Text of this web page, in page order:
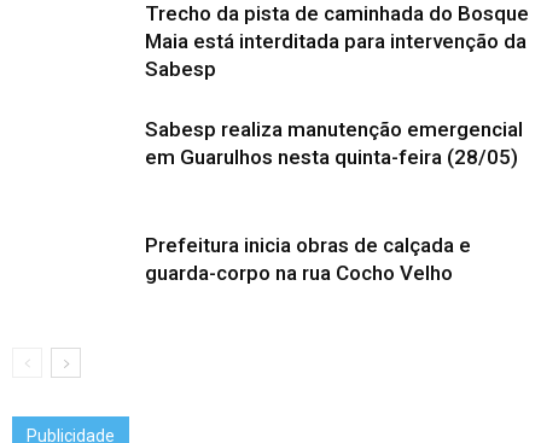
Trecho da pista de caminhada do Bosque
Maia está interditada para intervenção da
Sabesp
Sabesp realiza manutenção emergencial
em Guarulhos nesta quinta-feira (28/05)
Prefeitura inicia obras de calçada e
guarda-corpo na rua Cocho Velho
Publicidade